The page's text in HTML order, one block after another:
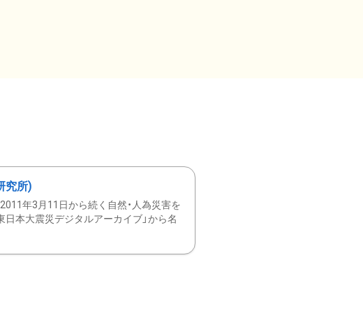
究所)
年3月11日から続く自然・人為災害を
本大震災デジタルアーカイブ」から名